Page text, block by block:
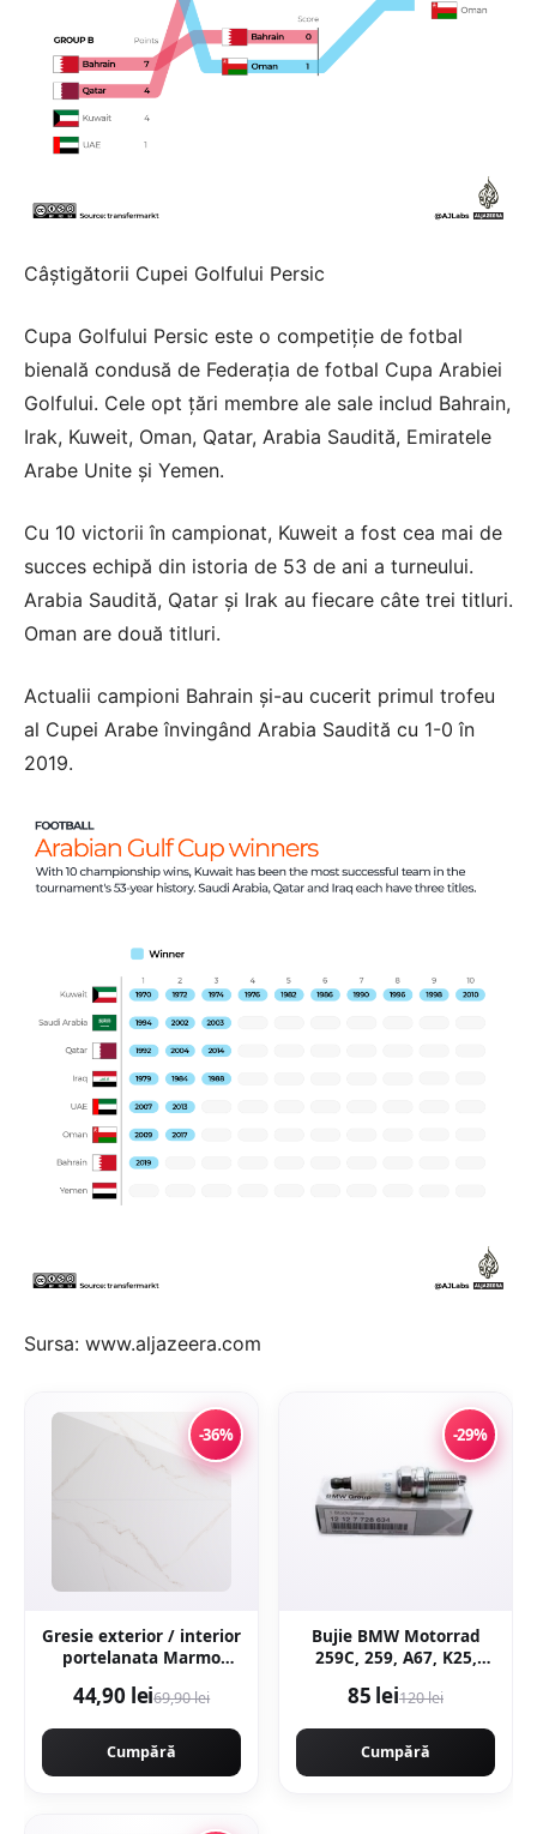
Câștigătorii Cupei Golfului Persic
Cupa Golfului Persic este o competiție de fotbal
bienală condusă de Federația de fotbal Cupa Arabiei
Golfului. Cele opt țări membre ale sale includ Bahrain,
Irak, Kuweit, Oman, Qatar, Arabia Saudită, Emiratele
Arabe Unite și Yemen.
Cu 10 victorii în campionat, Kuweit a fost cea mai de
succes echipă din istoria de 53 de ani a turneului.
Arabia Saudită, Qatar și Irak au fiecare câte trei titluri.
Oman are două titluri.
Actualii campioni Bahrain și-au cucerit primul trofeu
al Cupei Arabe învingând Arabia Saudită cu 1-0 în
2019.
Sursa: www.aljazeera.com
-36%
Gresie exterior / interior
portelanata Marmo
lucioasa rectificata tip
44,90 lei69,90 lei
Cumpără
-29%
Bujie BMW Motorrad
259C, 259, A67, K25,
R21, R22, R28
85 lei120 lei
Cumpără